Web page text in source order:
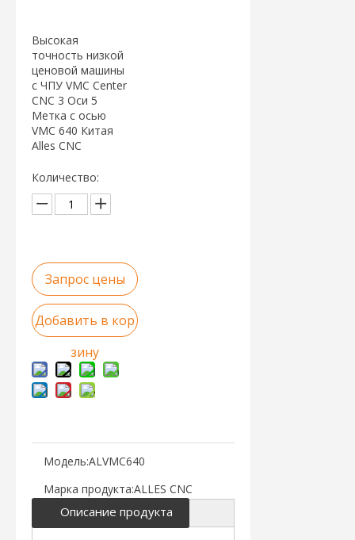
Высокая
точность низкой
ценовой машины
с ЧПУ VMC Center
CNC 3 Оси 5
Метка с осью
VMC 640 Китая
Alles CNC
Количество:
Запрос цены
Добавить в кор
зину
Модель:ALVMC640
Марка продукта:ALLES CNC
Описание продукта